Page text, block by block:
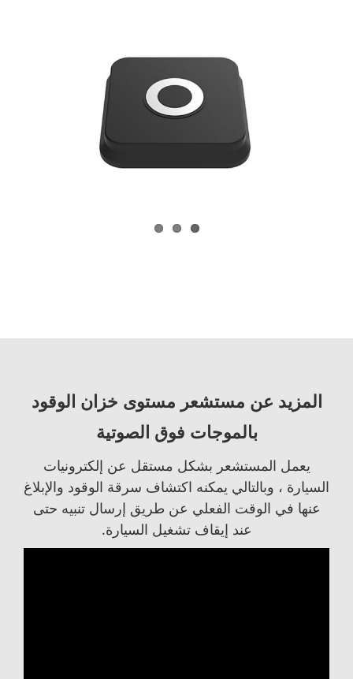
المزيد عن مستشعر مستوى خزان الوقود
بالموجات فوق الصوتية
يعمل المستشعر بشكل مستقل عن إلكترونيات
السيارة ، وبالتالي يمكنه اكتشاف سرقة الوقود والإبلاغ
عنها في الوقت الفعلي عن طريق إرسال تنبيه حتى
عند إيقاف تشغيل السيارة.